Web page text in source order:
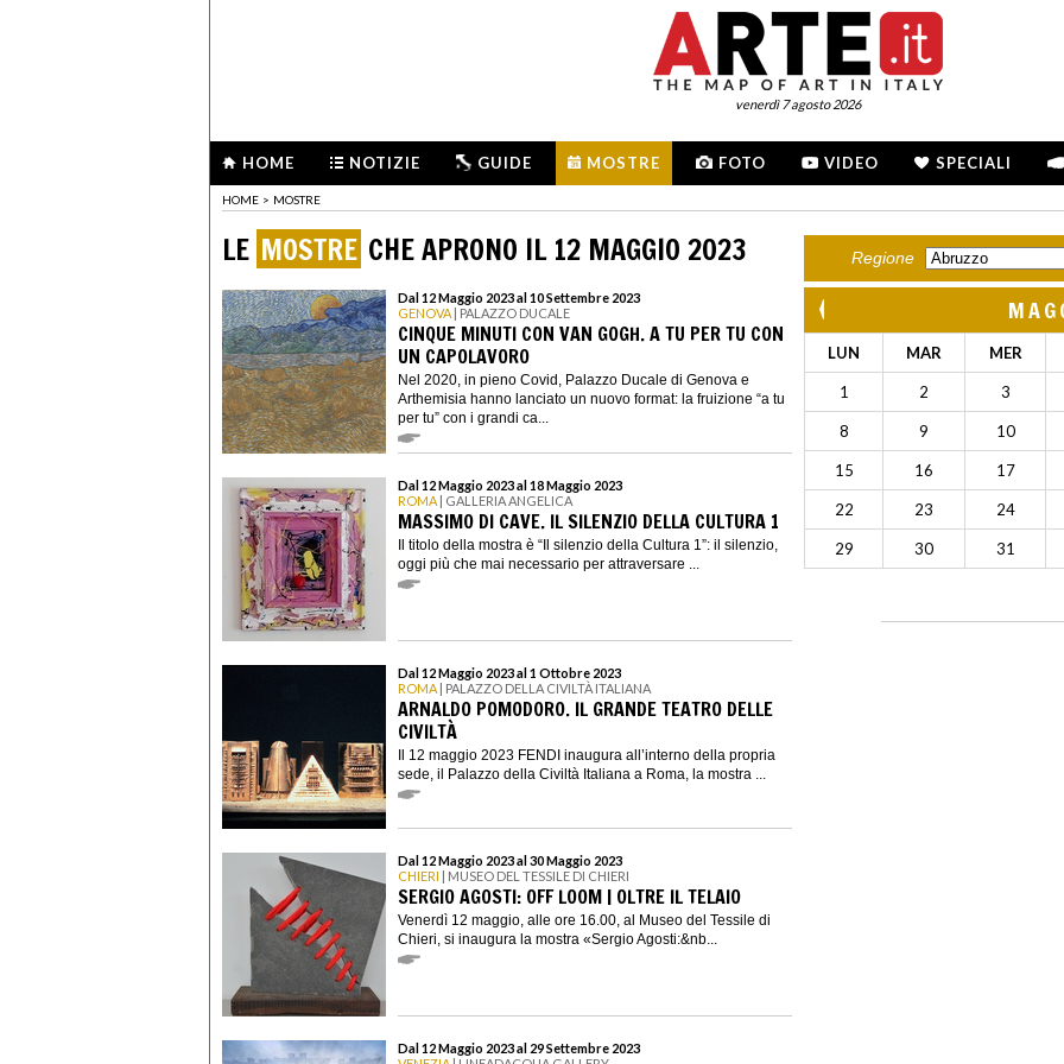
venerdì 7 agosto 2026
HOME NOTIZIE GUIDE MOSTRE FOTO VIDEO SPECIALI
HOME > MOSTRE
LE MOSTRE CHE APRONO IL 12 MAGGIO 2023
Dal 12 Maggio 2023 al 10 Settembre 2023
GENOVA | PALAZZO DUCALE
CINQUE MINUTI CON VAN GOGH. A TU PER TU CON
UN CAPOLAVORO
Nel 2020, in pieno Covid, Palazzo Ducale di Genova e
Arthemisia hanno lanciato un nuovo format: la fruizione “a tu
per tu” con i grandi ca...
Dal 12 Maggio 2023 al 18 Maggio 2023
ROMA | GALLERIA ANGELICA
MASSIMO DI CAVE. IL SILENZIO DELLA CULTURA 1
Il titolo della mostra è “Il silenzio della Cultura 1”: il silenzio,
oggi più che mai necessario per attraversare ...
Dal 12 Maggio 2023 al 1 Ottobre 2023
ROMA | PALAZZO DELLA CIVILTÀ ITALIANA
ARNALDO POMODORO. IL GRANDE TEATRO DELLE
CIVILTÀ
Il 12 maggio 2023 FENDI inaugura all’interno della propria
sede, il Palazzo della Civiltà Italiana a Roma, la mostra ...
Dal 12 Maggio 2023 al 30 Maggio 2023
CHIERI | MUSEO DEL TESSILE DI CHIERI
SERGIO AGOSTI: OFF LOOM | OLTRE IL TELAIO
Venerdì 12 maggio, alle ore 16.00, al Museo del Tessile di
Chieri, si inaugura la mostra «Sergio Agosti:&nb...
Dal 12 Maggio 2023 al 29 Settembre 2023
Regione
LUN MAR MER
1 2 3
8 9 10
15 16 17
22 23 24
29 30 31